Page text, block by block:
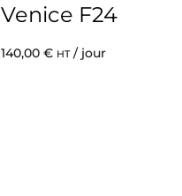
Venice F24
140,00 € HT/ jour